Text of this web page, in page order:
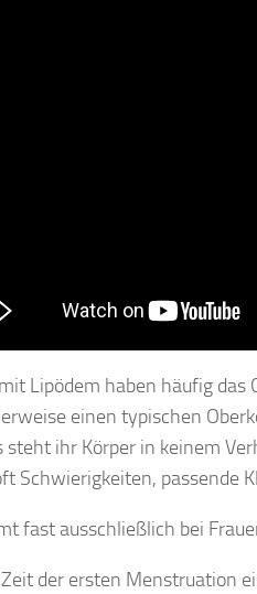
Lipödem haben häufig das
einen typischen
steht ihr Körper in keinem
Schwierigkeiten, passende
fast ausschließlich bei
der ersten Menstruation